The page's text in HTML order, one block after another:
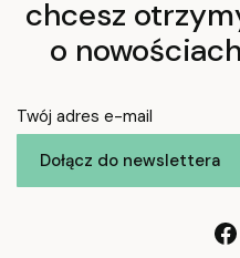
chcesz
o
Twój adres e-mail
Dołącz do newslettera